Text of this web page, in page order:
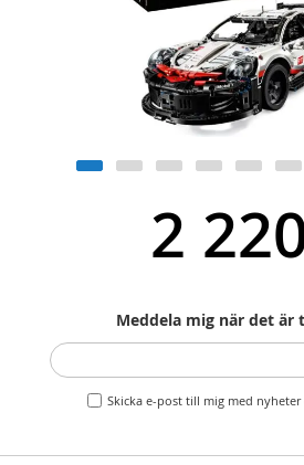
2
Meddela mig när det är
Skicka e-post till mig med nyheter